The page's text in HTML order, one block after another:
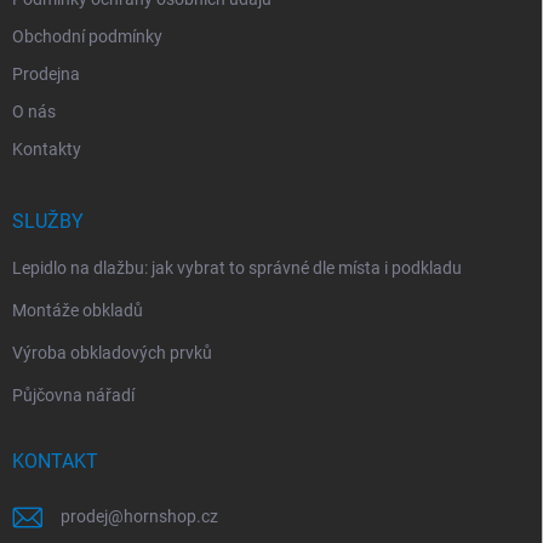
Obchodní podmínky
Prodejna
O nás
Kontakty
SLUŽBY
Lepidlo na dlažbu: jak vybrat to správné dle místa i podkladu
Montáže obkladů
Výroba obkladových prvků
Půjčovna nářadí
KONTAKT
prodej@hornshop.cz